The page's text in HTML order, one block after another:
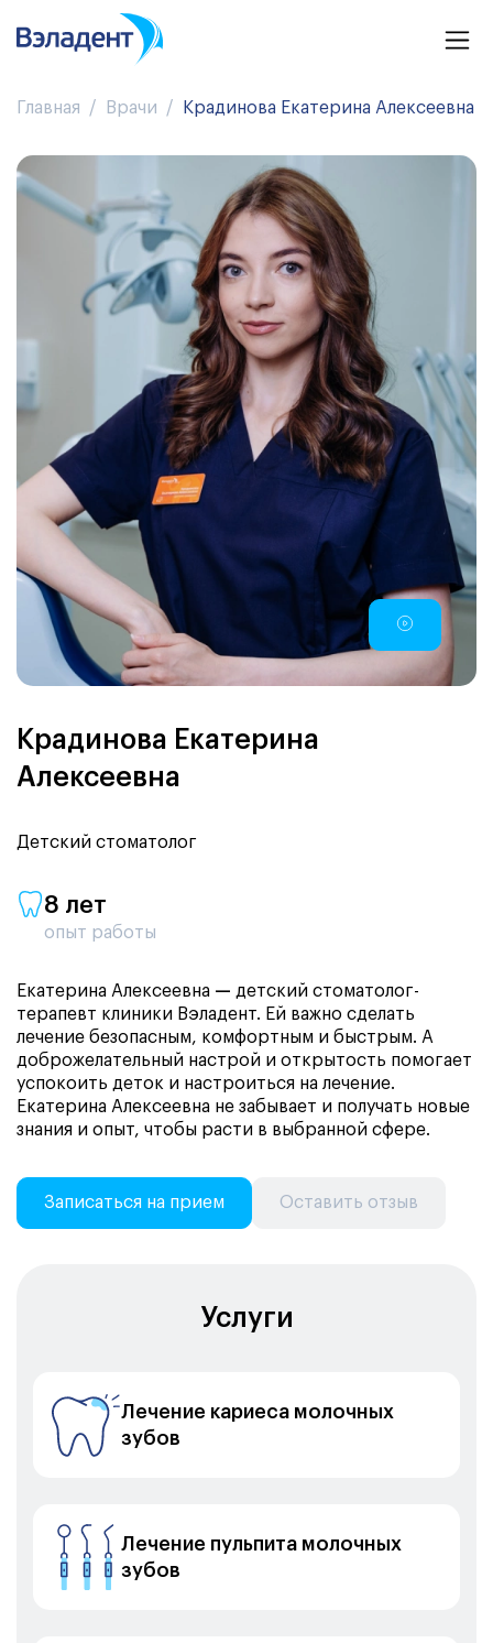
Главная Врачи Крадинова Екатерина Алексеевна
Крадинова Екатерина
Алексеевна
Детский стоматолог
8 лет
опыт работы
Екатерина Алексеевна — детский стоматолог-
терапевт клиники Вэладент. Ей важно сделать
лечение безопасным, комфортным и быстрым. А
доброжелательный настрой и открытость помогает
успокоить деток и настроиться на лечение.
Екатерина Алексеевна не забывает и получать новые
знания и опыт, чтобы расти в выбранной сфере.
Записаться на прием Оставить отзыв
Услуги
Лечение кариеса молочных
зубов
Лечение пульпита молочных
зубов